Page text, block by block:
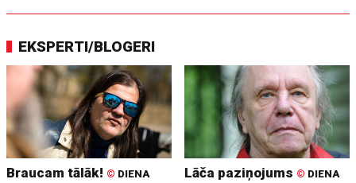
EKSPERTI/BLOGERI
Braucam tālāk! © DIENA Lāča paziņojums © DIENA